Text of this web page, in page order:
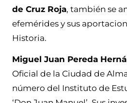
de Cruz Roja, también se
efemérides y sus
Historia.
Miguel Juan Pereda
Oficial de la Ciudad de
número del Instituto de